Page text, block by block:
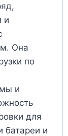
и
Она
по
и
для
батареи и